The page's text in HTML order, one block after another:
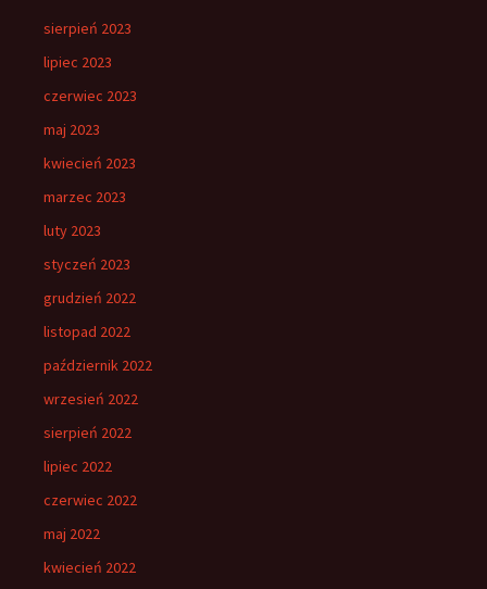
sierpień 2023
lipiec 2023
czerwiec 2023
maj 2023
kwiecień 2023
marzec 2023
luty 2023
styczeń 2023
grudzień 2022
listopad 2022
październik 2022
wrzesień 2022
sierpień 2022
lipiec 2022
czerwiec 2022
maj 2022
kwiecień 2022